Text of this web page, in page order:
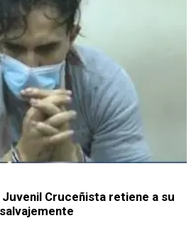
Juvenil Cruceñista retiene a su